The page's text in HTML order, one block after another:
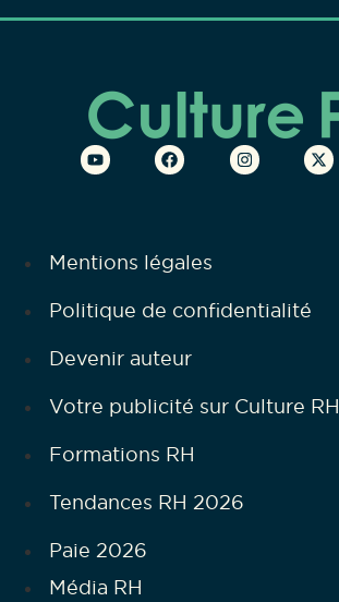
Mentions légales
Politique de confidentialité
Devenir auteur
Votre publicité sur Culture RH
Formations RH
Tendances RH 2026
Paie 2026
Média RH